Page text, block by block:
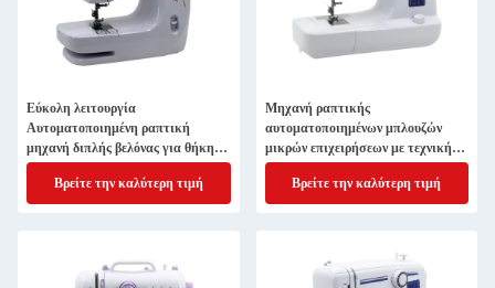
Εύκολη λειτουργία
Αυτοματοποιημένη ραπτική
μηχανή διπλής βελόνας για θήκη
μαξιλαριών και παραγωγή
Βρείτε την καλύτερη τιμή
Μηχανή ραπτικής
αυτοματοποιημένων μπλουζών
μικρών επιχειρήσεων με τεχνική
υποστήριξη βίντεο συρτάρι
Βρείτε την καλύτερη τιμή